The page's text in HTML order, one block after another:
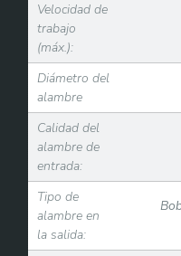
Velocidad de
trabajo
(máx.):
Diámetro del
alambre
Calidad del
alambre de
entrada:
Tipo de
alambre en
la salida: